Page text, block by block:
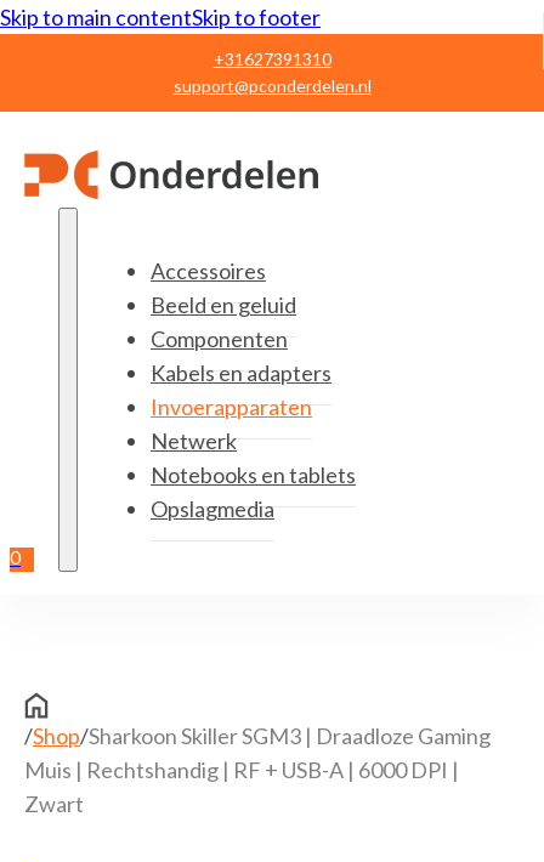
Skip to main contentSkip to footer
+31627391310
support@pconderdelen.nl
0
Accessoires
Beeld en geluid
Componenten
Kabels en adapters
Invoerapparaten
Netwerk
Notebooks en tablets
Opslagmedia
/Shop/Sharkoon Skiller SGM3 | Draadloze Gaming
Muis | Rechtshandig | RF + USB-A | 6000 DPI |
Zwart